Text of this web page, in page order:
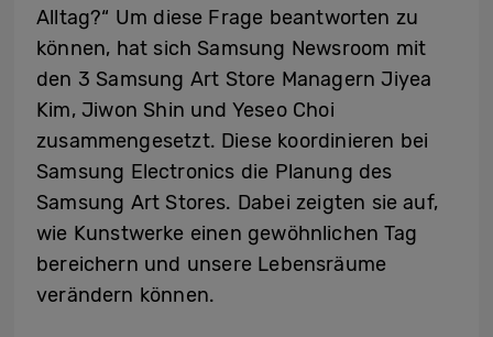
Alltag?“ Um diese Frage beantworten zu
können, hat sich Samsung Newsroom mit
den 3 Samsung Art Store Managern Jiyea
Kim, Jiwon Shin und Yeseo Choi
zusammengesetzt. Diese koordinieren bei
Samsung Electronics die Planung des
Samsung Art Stores. Dabei zeigten sie auf,
wie Kunstwerke einen gewöhnlichen Tag
bereichern und unsere Lebensräume
verändern können.